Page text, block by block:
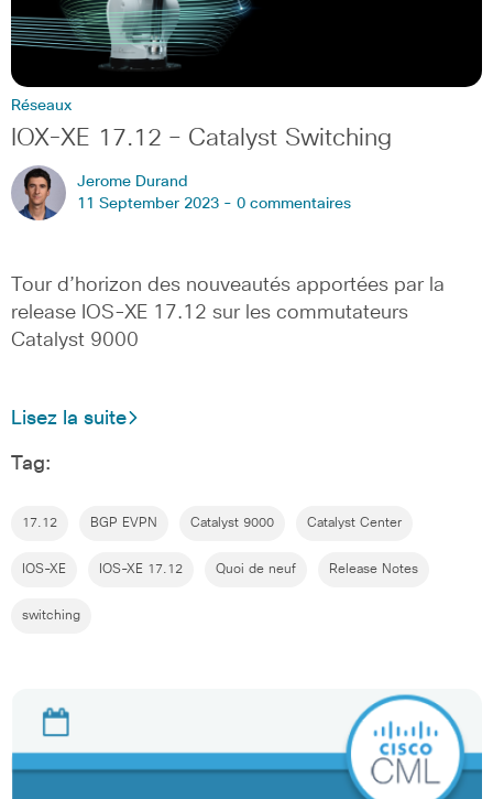
Réseaux
IOX-XE 17.12 – Catalyst Switching
Jerome Durand
11 September 2023 - 0 commentaires
Tour d’horizon des nouveautés apportées par la
release IOS-XE 17.12 sur les commutateurs
Catalyst 9000
Lisez la suite
Tag:
17.12 BGP EVPN Catalyst 9000 Catalyst Center
IOS-XE IOS-XE 17.12 Quoi de neuf Release Notes
switching